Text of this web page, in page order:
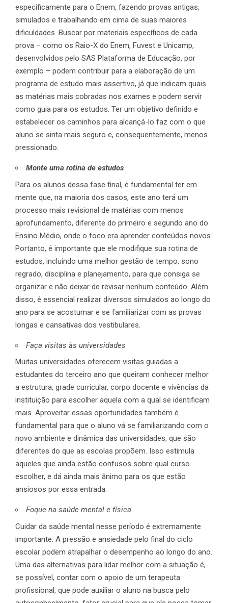
especificamente para o Enem, fazendo provas antigas,
simulados e trabalhando em cima de suas maiores
dificuldades. Buscar por materiais específicos de cada
prova – como os Raio-X do Enem, Fuvest e Unicamp,
desenvolvidos pelo SAS Plataforma de Educação, por
exemplo – podem contribuir para a elaboração de um
programa de estudo mais assertivo, já que indicam quais
as matérias mais cobradas nos exames e podem servir
como guia para os estudos. Ter um objetivo definido e
estabelecer os caminhos para alcançá-lo faz com o que
aluno se sinta mais seguro e, consequentemente, menos
pressionado.
Monte uma rotina de estudos
Para os alunos dessa fase final, é fundamental ter em
mente que, na maioria dos casos, este ano terá um
processo mais revisional de matérias com menos
aprofundamento, diferente do primeiro e segundo ano do
Ensino Médio, onde o foco era aprender conteúdos novos.
Portanto, é importante que ele modifique sua rotina de
estudos, incluindo uma melhor gestão de tempo, sono
regrado, disciplina e planejamento, para que consiga se
organizar e não deixar de revisar nenhum conteúdo. Além
disso, é essencial realizar diversos simulados ao longo do
ano para se acostumar e se familiarizar com as provas
longas e cansativas dos vestibulares.
Faça visitas às universidades
Muitas universidades oferecem visitas guiadas a
estudantes do terceiro ano que queiram conhecer melhor
a estrutura, grade curricular, corpo docente e vivências da
instituição para escolher aquela com a qual se identificam
mais. Aproveitar essas oportunidades também é
fundamental para que o aluno vá se familiarizando com o
novo ambiente e dinâmica das universidades, que são
diferentes do que as escolas propõem. Isso estimula
aqueles que ainda estão confusos sobre qual curso
escolher, e dá ainda mais ânimo para os que estão
ansiosos por essa entrada.
Foque na saúde mental e física
Cuidar da saúde mental nesse período é extremamente
importante. A pressão e ansiedade pelo final do ciclo
escolar podem atrapalhar o desempenho ao longo do ano.
Uma das alternativas para lidar melhor com a situação é,
se possível, contar com o apoio de um terapeuta
profissional, que pode auxiliar o aluno na busca pelo